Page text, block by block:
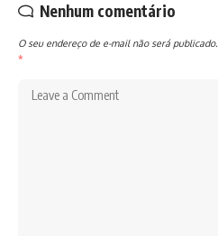
Nenhum comentário
O seu endereço de e-mail não será publicado.
*